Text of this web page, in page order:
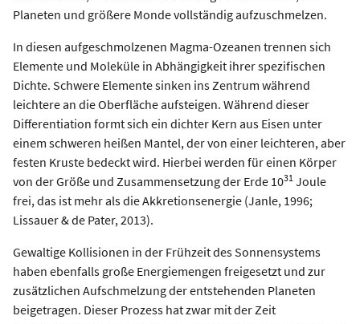
Planeten und größere Monde vollständig aufzuschmelzen.
In diesen aufgeschmolzenen Magma-Ozeanen trennen sich
Elemente und Moleküle in Abhängigkeit ihrer spezifischen
Dichte. Schwere Elemente sinken ins Zentrum während
leichtere an die Oberfläche aufsteigen. Während dieser
Differentiation formt sich ein dichter Kern aus Eisen unter
einem schweren heißen Mantel, der von einer leichteren, aber
festen Kruste bedeckt wird. Hierbei werden für einen Körper
von der Größe und Zusammensetzung der Erde 1031 Joule
frei, das ist mehr als die Akkretionsenergie (Janle, 1996;
Lissauer & de Pater, 2013).
Gewaltige Kollisionen in der Frühzeit des Sonnensystems
haben ebenfalls große Energiemengen freigesetzt und zur
zusätzlichen Aufschmelzung der entstehenden Planeten
beigetragen. Dieser Prozess hat zwar mit der Zeit